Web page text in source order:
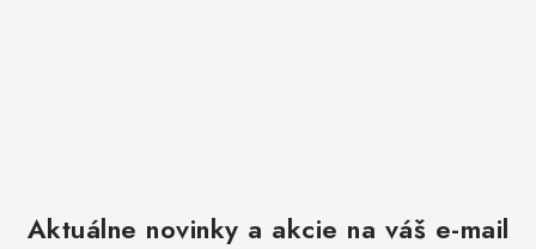
Aktuálne novinky a akcie na váš e-mail